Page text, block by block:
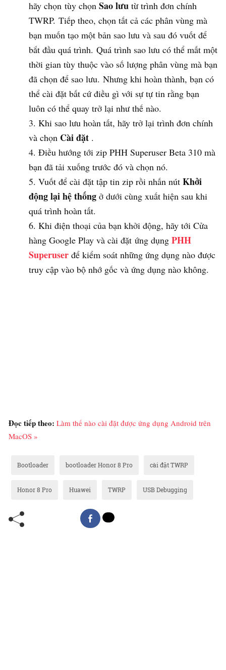
hãy chọn tùy chọn Sao lưu từ trình đơn chính
TWRP. Tiếp theo, chọn tất cả các phân vùng mà
bạn muốn tạo một bản sao lưu và sau đó vuốt để
bắt đầu quá trình. Quá trình sao lưu có thể mất một
thời gian tùy thuộc vào số lượng phân vùng mà bạn
đã chọn để sao lưu. Nhưng khi hoàn thành, bạn có
thể cài đặt bất cứ điều gì với sự tự tin rằng bạn
luôn có thể quay trở lại như thế nào.
Khi sao lưu hoàn tất, hãy trở lại trình đơn chính
và chọn Cài đặt .
Điều hướng tới zip PHH Superuser Beta 310 mà
bạn đã tải xuống trước đó và chọn nó.
Vuốt để cài đặt tập tin zip rồi nhấn nút Khởi
động lại hệ thống ở dưới cùng xuất hiện sau khi
quá trình hoàn tất.
Khi điện thoại của bạn khởi động, hãy tới Cửa
hàng Google Play và cài đặt ứng dụng PHH
Superuser để kiểm soát những ứng dụng nào được
truy cập vào bộ nhớ gốc và ứng dụng nào không.
Đọc tiếp theo: Làm thế nào cài đặt được ứng dụng Android trên
MacOS »
Bootloader bootloader Honor 8 Pro cài đặt TWRP
Honor 8 Pro Huawei TWRP USB Debugging